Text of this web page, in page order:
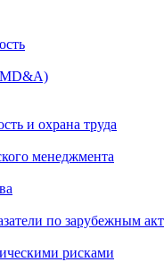
и охрана труда
менеджмента
по зарубежным
рисками